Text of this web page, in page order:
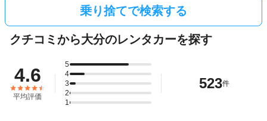
乗り捨てで検索する
クチコミから大分のレンタカーを探す
4.6
平均評価
5
4
3
2
1
523件